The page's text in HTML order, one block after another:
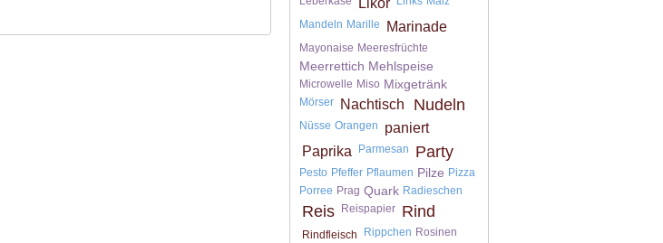
Likör
Mandeln Marille Marinade
Mayonaise Meeresfrüchte
Meerrettich Mehlspeise
Microwelle Miso Mixgetränk
Mörser Nachtisch Nudeln
Nüsse Orangen
paniert
Paprika
Parmesan Party
Pesto Pfeffer Pflaumen Pilze Pizza
Porree Prag Quark Radieschen
Reis Reispapier Rind
Rindfleisch Rippchen Rosinen